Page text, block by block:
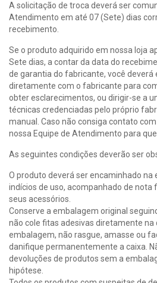
A solicitação de troca deverá ser
Atendimento em até 07 (Sete) dias
recebimento.
Se o produto adquirido em nossa loja
Sete dias, a contar da data do
de garantia do fabricante, você
diretamente com o fabricante para
obter esclarecimentos, ou dirigir-se a
técnicas credenciadas pelo próprio
manual. Caso não consiga contato
nossa Equipe de Atendimento para
As seguintes condições deverão ser
O produto deverá ser encaminhado na
indícios de uso, acompanhado de nota
seus acessórios.
Conserve a embalagem original
não cole fitas adesivas diretamente na
embalagem, não rasgue, amasse ou
danifique permanentemente a caixa.
devoluções de produtos sem a
hipótese.